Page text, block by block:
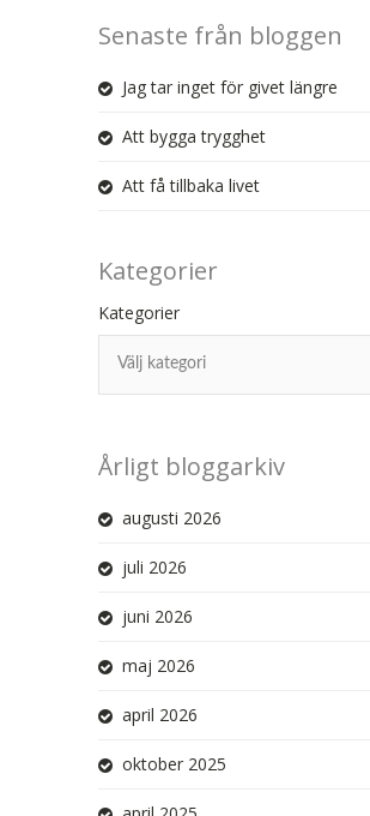
Senaste från bloggen
Jag tar inget för givet längre
Att bygga trygghet
Att få tillbaka livet
Kategorier
Kategorier
Årligt bloggarkiv
augusti 2026
juli 2026
juni 2026
maj 2026
april 2026
oktober 2025